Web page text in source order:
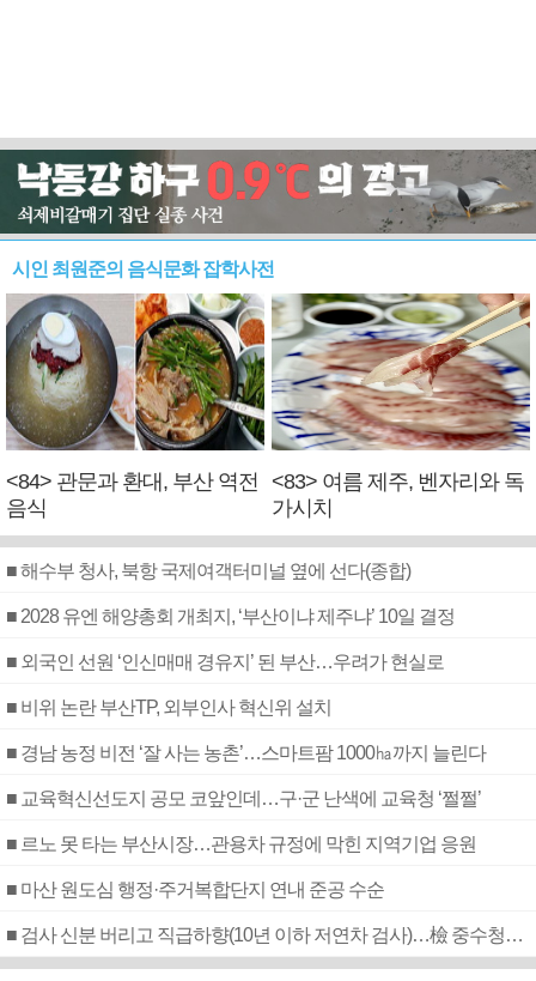
시인 최원준의 음식문화 잡학사전
<84> 관문과 환대, 부산 역전
음식
<83> 여름 제주, 벤자리와 독
가시치
■ 해수부 청사, 북항 국제여객터미널 옆에 선다(종합)
■ 2028 유엔 해양총회 개최지, ‘부산이냐 제주냐’ 10일 결정
■ 외국인 선원 ‘인신매매 경유지’ 된 부산…우려가 현실로
■ 비위 논란 부산TP, 외부인사 혁신위 설치
■ 경남 농정 비전 ‘잘 사는 농촌’…스마트팜 1000㏊까지 늘린다
■ 교육혁신선도지 공모 코앞인데…구·군 난색에 교육청 ‘쩔쩔’
■ 르노 못 타는 부산시장…관용차 규정에 막힌 지역기업 응원
■ 마산 원도심 행정·주거복합단지 연내 준공 수순
■ 검사 신분 버리고 직급하향(10년 이하 저연차 검사)…檢 중수청행 기피